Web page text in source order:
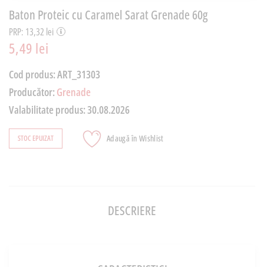
Baton Proteic cu Caramel Sarat Grenade 60g
PRP: 13,32 lei
5,49 lei
Cod produs:ART_31303
Producător: Grenade
Valabilitate produs:30.08.2026
STOC EPUIZAT Adaugă în Wishlist
DESCRIERE